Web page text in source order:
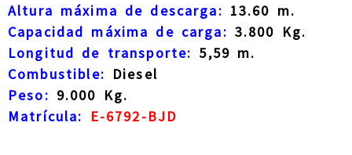
Altura máxima de descarga: 13.60 m.
Capacidad máxima de carga: 3.800 Kg.
Longitud de transporte: 5,59 m.
Combustible: Diesel
Peso: 9.000 Kg.
Matrícula:
E-6792-BJD